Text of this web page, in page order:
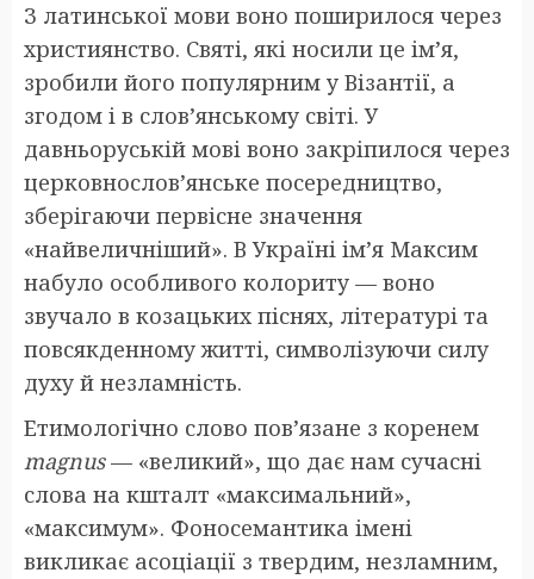
З латинської мови воно поширилося через
християнство. Святі, які носили це ім’я,
зробили його популярним у Візантії, а
згодом і в слов’янському світі. У
давньоруській мові воно закріпилося через
церковнослов’янське посередництво,
зберігаючи первісне значення
«найвеличніший». В Україні ім’я Максим
набуло особливого колориту — воно
звучало в козацьких піснях, літературі та
повсякденному житті, символізуючи силу
духу й незламність.
Етимологічно слово пов’язане з коренем
magnus— «великий», що дає нам сучасні
слова на кшталт «максимальний»,
«максимум». Фоносемантика імені
викликає асоціації з твердим, незламним,